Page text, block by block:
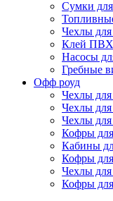
Сумки
Чехлы
Клей ПВХ
Насосы
Гребные
Офф роуд
Чехлы
Чехлы для
Чехлы для
Кофры
Кабины
Кофры для
Чехлы
Кофры